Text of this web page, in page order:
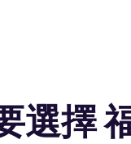
選擇